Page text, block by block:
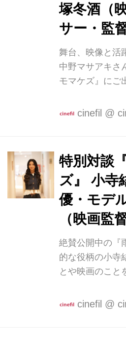
塚冬酒（
サー・監督
舞台、映像と活
中野マサアキさ
モマケズ』にご
弟』では「タリ
で色々とお訊き
ラキラした世界
飯塚「まずは・
けを教えてくだ
県松本市で育っ
の時に、『白線
地元で撮影して
じながら、同年
眩しく見えたん
cinefil @
特別対談
ズ』 小寺
優・モデ
（映画監督
絶賛公開中の『
的な役柄の小寺
とや映画のこと
マケズ』にご出
cinefil @